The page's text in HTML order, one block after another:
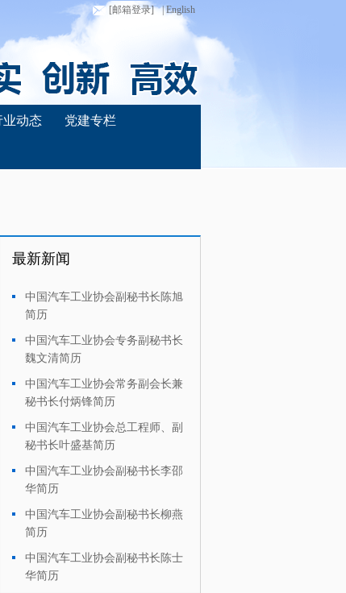
[邮箱登录] | English
业动态 党建专栏
最新新闻
中国汽车工业协会副秘书长陈旭
简历
中国汽车工业协会专务副秘书长
魏文清简历
中国汽车工业协会常务副会长兼
秘书长付炳锋简历
中国汽车工业协会总工程师、副
秘书长叶盛基简历
中国汽车工业协会副秘书长李邵
华简历
中国汽车工业协会副秘书长柳燕
简历
中国汽车工业协会副秘书长陈士
华简历